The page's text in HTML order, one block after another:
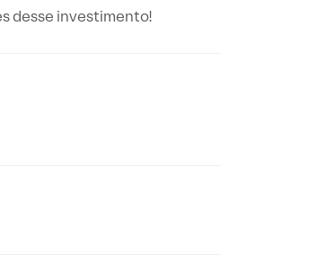
desse investimento!